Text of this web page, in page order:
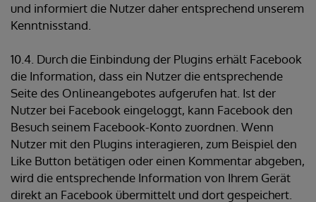
und informiert die Nutzer daher entsprechend unserem
Kenntnisstand.
10.4. Durch die Einbindung der Plugins erhält Facebook
die Information, dass ein Nutzer die entsprechende
Seite des Onlineangebotes aufgerufen hat. Ist der
Nutzer bei Facebook eingeloggt, kann Facebook den
Besuch seinem Facebook-Konto zuordnen. Wenn
Nutzer mit den Plugins interagieren, zum Beispiel den
Like Button betätigen oder einen Kommentar abgeben,
wird die entsprechende Information von Ihrem Gerät
direkt an Facebook übermittelt und dort gespeichert.